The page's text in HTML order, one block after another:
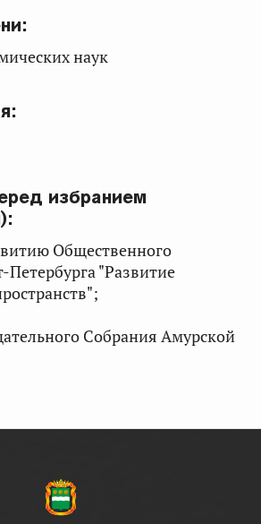
наук
избранием
Общественного
"Развитие
Собрания Амурской